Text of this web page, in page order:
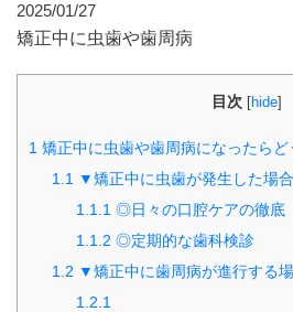
2025/01/27
矯正中に虫歯や歯周病
目次 [hide]
1 矯正中に虫歯や歯周病になったらど
1.1
▼矯正中に虫歯が発生した場
1.1.1 ◎日々の口腔ケアの徹底
1.1.2 ◎定期的な歯科検診
1.2 ▼矯正中に歯周病が進行する
1.2.1